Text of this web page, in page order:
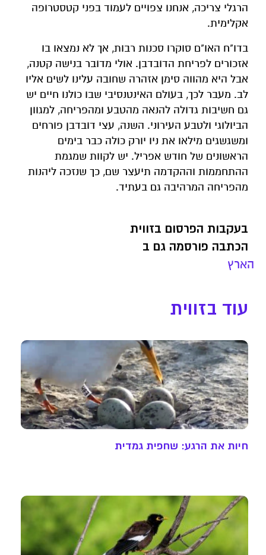
הרגלי צריכה, אנחנו צפויים לעמוד בפני קטסטרופה
אקלימית.
בדו"ח האו"ם סוקרו סכנות רבות, אך לא נמצאו בו
אזכורים לפריחת הדובדבן. אולי מדובר בנישה קטנה,
אבל היא מהווה סימן אזהרה שחובה עלינו לשים אליו
לב. מעבר לכך, בעולם האינטנסיבי שבו כולנו חיים יש
גם חשיבות גדולה להנאה מהטבע ומהפריחה, למגוון
הביולוגי ולטבע העירוני. השנה, עצי דובדבן פורחים
ומשגשגים מילאו את ניו יורק כולה כבר בימים
הראשונים של חודש אפריל. יש לקוות שמגמת
ההתחממות וההקדמה תיעצר שם, כך שנזכה ליהנות
מהפריחה המרהיבה גם בעתיד.
בעקבות הפרסום בזווית
הכתבה פורסמה גם ב
הארץ
עוד בזווית
חיות את הרגע: שחפית גמדית